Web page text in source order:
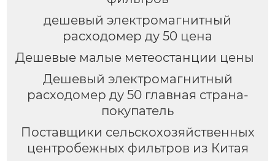
дешевый электромагнитный
расходомер ду 50 цена
Дешевые малые метеостанции цены
Дешевый электромагнитный
расходомер ду 50 главная страна-
покупатель
Поставщики сельскохозяйственных
центробежных фильтров из Китая